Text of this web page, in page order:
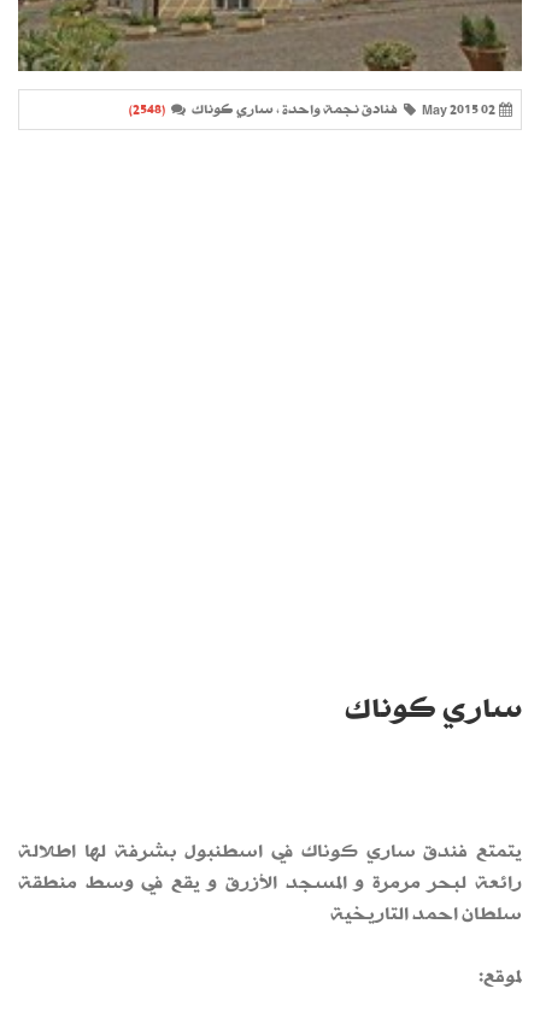
02 May 2015 فنادق نجمة واحدة ، ساري كوناك (2548)
ساري كوناك
يتمتع فندق ساري كوناك في اسطنبول بشرفة لها اطلالة
رائعة لبحر مرمرة و المسجد الأزرق و يقع في وسط منطقة
سلطان احمد التاريخية
لموقع: